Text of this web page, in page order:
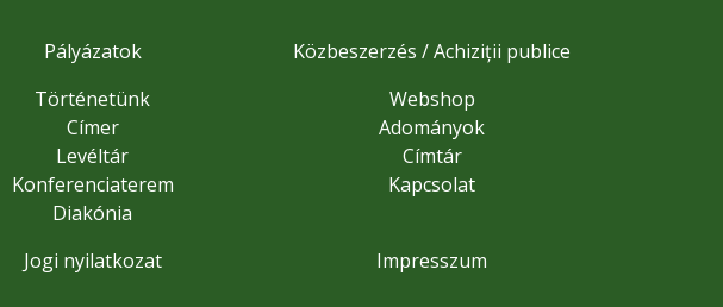
Pályázatok
Közbeszerzés / Achiziții publice
Történetünk
Címer
Levéltár
Konferenciaterem
Diakónia
Webshop
Adományok
Címtár
Kapcsolat
Jogi nyilatkozat Impresszum